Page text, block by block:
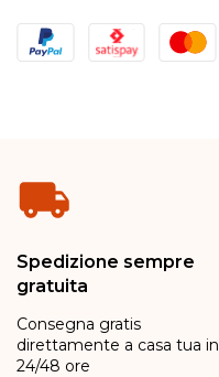
Metodi di pagamento
Spedizione sempre
gratuita
Consegna gratis
direttamente a casa tua in
24/48 ore